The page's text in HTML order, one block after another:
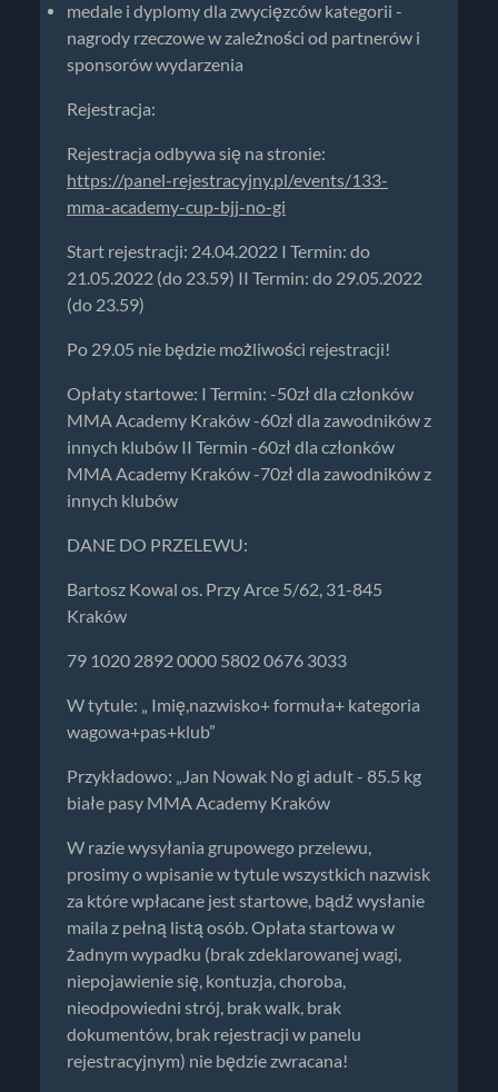
medale i dyplomy dla zwycięzców kategorii -
nagrody rzeczowe w zależności od partnerów i
sponsorów wydarzenia
Rejestracja:
Rejestracja odbywa się na stronie:
https://panel-rejestracyjny.pl/events/133-
mma-academy-cup-bjj-no-gi
Start rejestracji: 24.04.2022 I Termin: do
21.05.2022 (do 23.59) II Termin: do 29.05.2022
(do 23.59)
Po 29.05 nie będzie możliwości rejestracji!
Opłaty startowe: I Termin: -50zł dla członków
MMA Academy Kraków -60zł dla zawodników z
innych klubów II Termin -60zł dla członków
MMA Academy Kraków -70zł dla zawodników z
innych klubów
DANE DO PRZELEWU:
Bartosz Kowal os. Przy Arce 5/62, 31-845
Kraków
79 1020 2892 0000 5802 0676 3033
W tytule: „ Imię,nazwisko+ formuła+ kategoria
wagowa+pas+klub”
Przykładowo: „Jan Nowak No gi adult - 85.5 kg
białe pasy MMA Academy Kraków
W razie wysyłania grupowego przelewu,
prosimy o wpisanie w tytule wszystkich nazwisk
za które wpłacane jest startowe, bądź wysłanie
maila z pełną listą osób. Opłata startowa w
żadnym wypadku (brak zdeklarowanej wagi,
niepojawienie się, kontuzja, choroba,
nieodpowiedni strój, brak walk, brak
dokumentów, brak rejestracji w panelu
rejestracyjnym) nie będzie zwracana!